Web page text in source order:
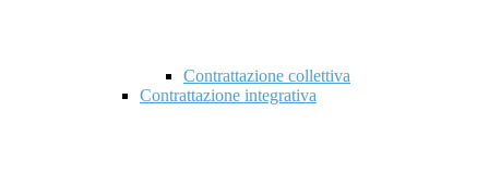
Contrattazione collettiva
Contrattazione integrativa